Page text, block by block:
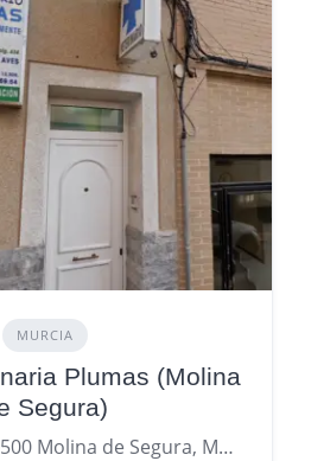
MURCIA
Plumas (Molina
Segura)
C. Goya, 17, 30500 Molina de Segura, Murcia